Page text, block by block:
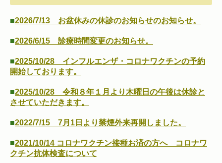
■2026/7/13 お盆休みの休診のお知らせのお知らせ。
■2026/6/15 診療時間変更のお知らせ。
■2025/10/28
インフルエンザ・コロナワクチンの予約
開始しております。
■2025/10/28
令和８年１月より木曜日の午後は休診と
させていただきます。
■2022/7/15 7月1日より禁煙外来再開しました。
■2021/10/14 コロナワクチン接種お済の方へ コロナワ
クチン抗体検査について